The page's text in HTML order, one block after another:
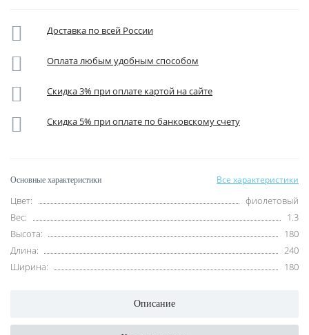
Доставка по всей России
Оплата любым удобным способом
Скидка 3% при оплате картой на сайте
Скидка 5% при оплате по банковскому счету
Основные характеристики Все характеристики
Цвет:
фиолетовый
Вес:
1.3
Высота:
180
Длина:
240
Ширина:
180
Описание